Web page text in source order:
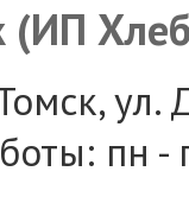
(ИП
пн -